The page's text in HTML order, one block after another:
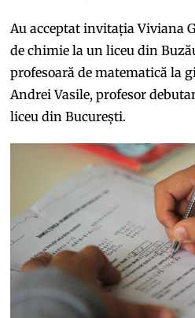
Au acceptat invitația Viviana
de chimie la un liceu din
profesoară de matematică la
Andrei Vasile, profesor
liceu din București.